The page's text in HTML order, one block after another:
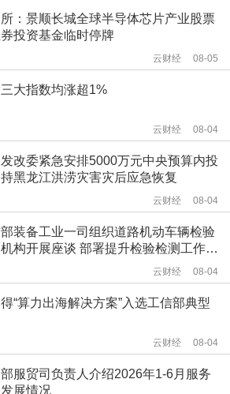
所：景顺长城全球半导体芯片产业股票
投资基金临时停牌
云财经 08-05
大指数均涨超1%
云财经 08-04
改委紧急安排5000万元中央预算内投
黑龙江洪涝灾害灾后应急恢复
云财经 08-04
装备工业一司组织道路机动车辆检验
构开展座谈 部署提升检验检测工作质
云财经 08-04
“算力出海解决方案”入选工信部典型
云财经 08-04
服贸司负责人介绍2026年1-6月服务
展情况